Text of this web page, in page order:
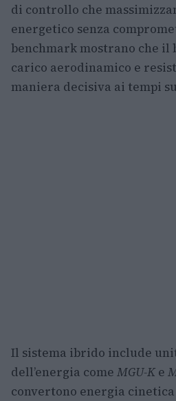
di controllo che
energetico senza
benchmark mostrano che
carico aerodinamico e
maniera decisiva ai tempi
Il sistema ibrido include
dell’energia come MGU-K e
convertono energia